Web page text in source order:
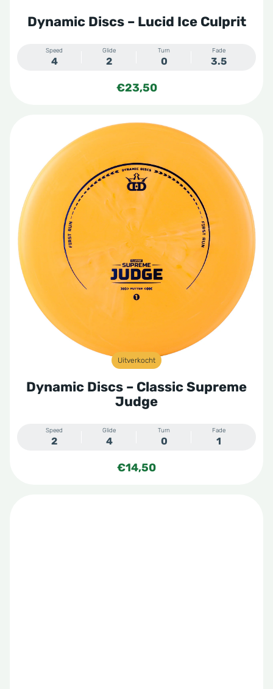
Dynamic Discs – Lucid Ice Culprit
Speed
4
Glide
2
Turn
0
Fade
3.5
€23,50
Uitverkocht
Dynamic Discs – Classic Supreme
Judge
Speed
2
Glide
4
Turn
0
Fade
1
€14,50